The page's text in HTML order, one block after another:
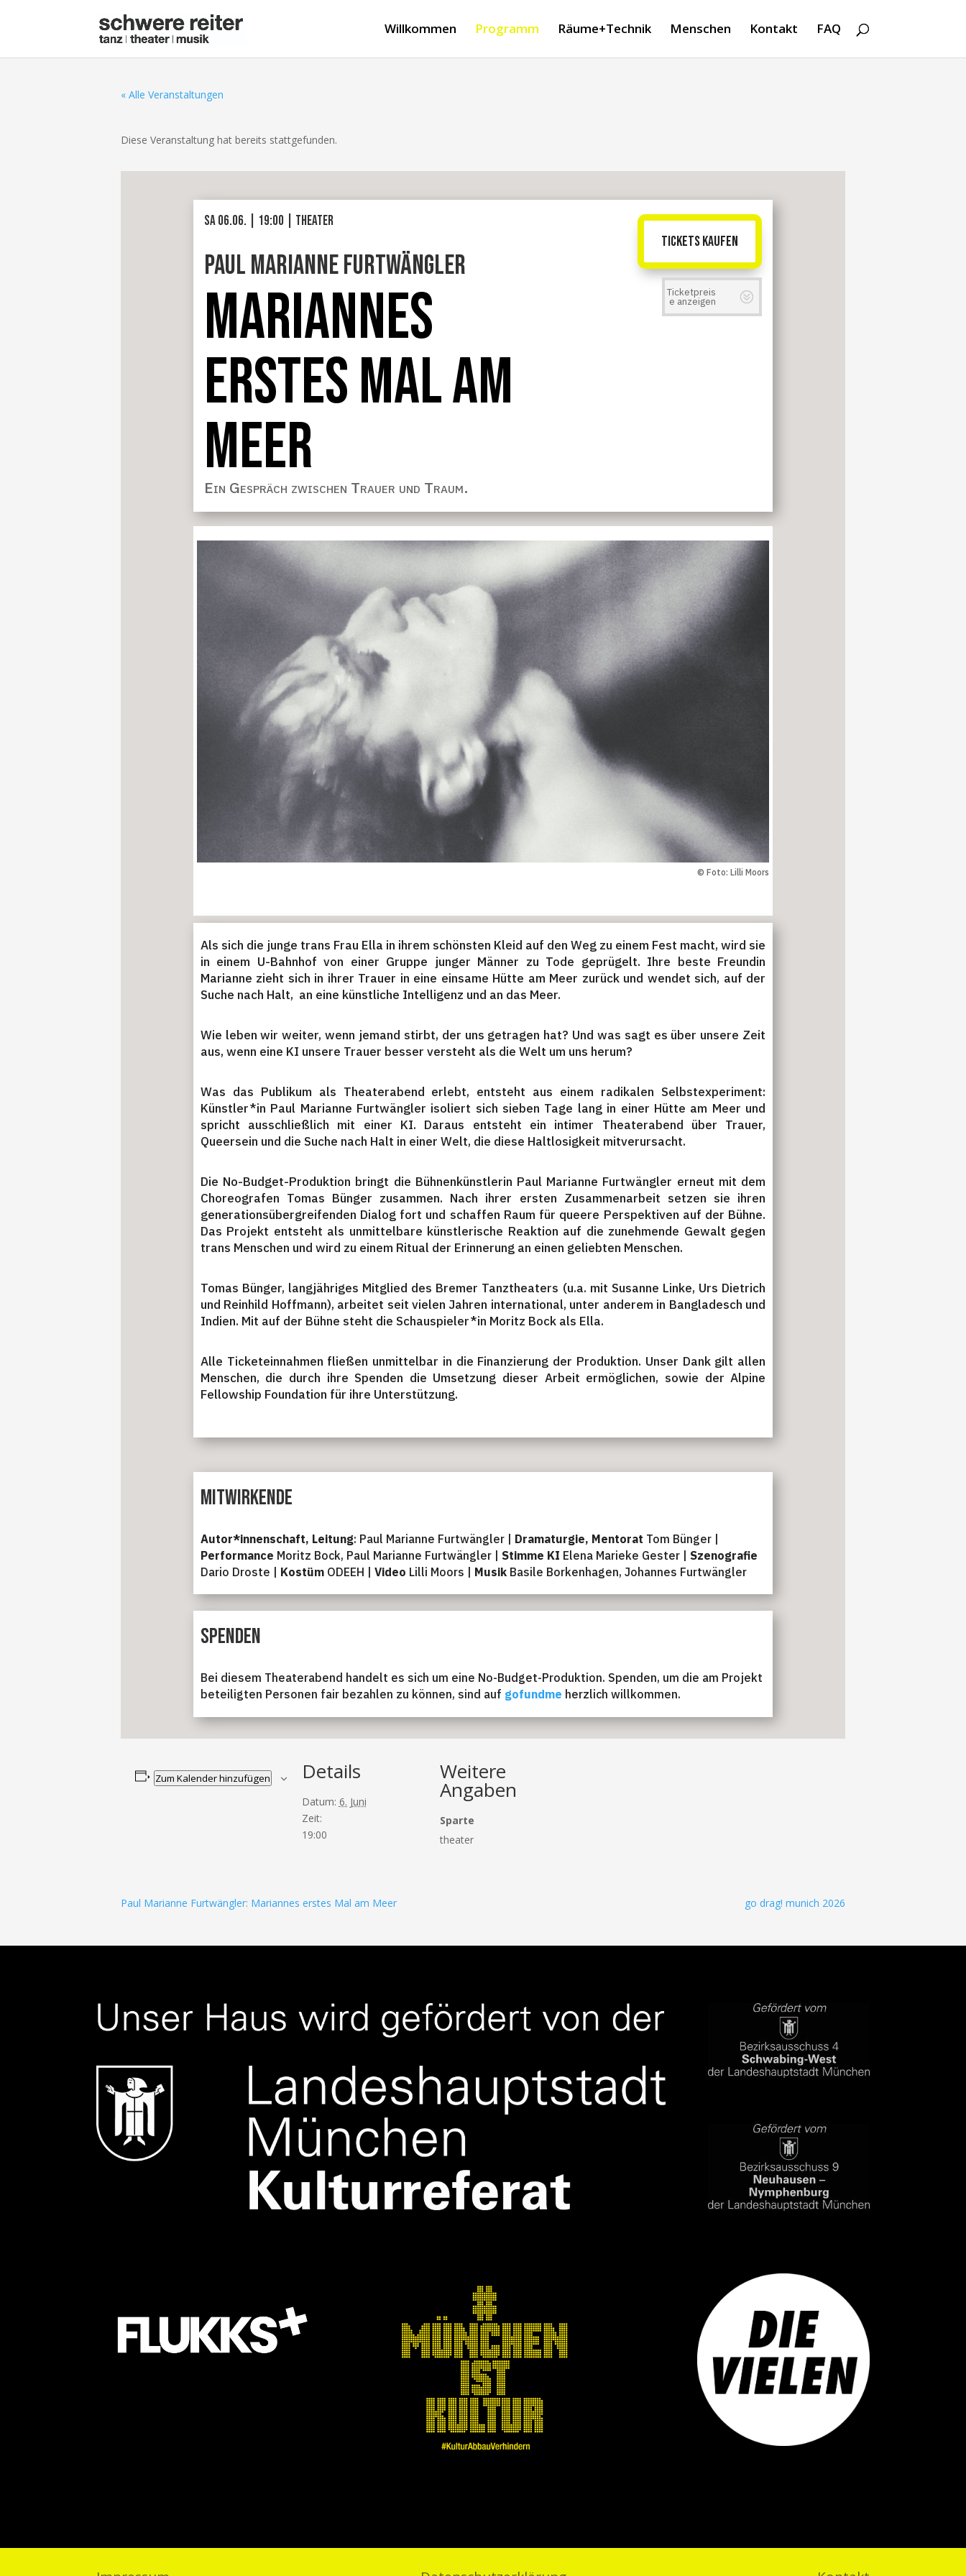
Willkommen Programm Räume+Technik Menschen Kontakt FAQ
« Alle Veranstaltungen
Diese Veranstaltung hat bereits stattgefunden.
SA 06.06. | 19:00 | theater
Paul Marianne Furtwängler
MARIANNES
ERSTES MAL AM
MEER
Ein Gespräch zwischen Trauer und Traum.
TICKETS KAUFEN
Ticketpreis
e anzeigen
© Foto: Lilli Moors
Als sich die junge trans Frau Ella in ihrem schönsten Kleid auf den Weg zu einem Fest macht, wird sie
in einem U-Bahnhof von einer Gruppe junger Männer zu Tode geprügelt. Ihre beste Freundin
Marianne zieht sich in ihrer Trauer in eine einsame Hütte am Meer zurück und wendet sich, auf der
Suche nach Halt, an eine künstliche Intelligenz und an das Meer.
Wie leben wir weiter, wenn jemand stirbt, der uns getragen hat? Und was sagt es über unsere Zeit
aus, wenn eine KI unsere Trauer besser versteht als die Welt um uns herum?
Was das Publikum als Theaterabend erlebt, entsteht aus einem radikalen Selbstexperiment:
Künstler*in Paul Marianne Furtwängler isoliert sich sieben Tage lang in einer Hütte am Meer und
spricht ausschließlich mit einer KI. Daraus entsteht ein intimer Theaterabend über Trauer,
Queersein und die Suche nach Halt in einer Welt, die diese Haltlosigkeit mitverursacht.
Die No-Budget-Produktion bringt die Bühnenkünstlerin Paul Marianne Furtwängler erneut mit dem
Choreografen Tomas Bünger zusammen. Nach ihrer ersten Zusammenarbeit setzen sie ihren
generationsübergreifenden Dialog fort und schaffen Raum für queere Perspektiven auf der Bühne.
Das Projekt entsteht als unmittelbare künstlerische Reaktion auf die zunehmende Gewalt gegen
trans Menschen und wird zu einem Ritual der Erinnerung an einen geliebten Menschen.
Tomas Bünger, langjähriges Mitglied des Bremer Tanztheaters (u.a. mit Susanne Linke, Urs Dietrich
und Reinhild Hoffmann), arbeitet seit vielen Jahren international, unter anderem in Bangladesch und
Indien. Mit auf der Bühne steht die Schauspieler*in Moritz Bock als Ella.
Alle Ticketeinnahmen fließen unmittelbar in die Finanzierung der Produktion. Unser Dank gilt allen
Menschen, die durch ihre Spenden die Umsetzung dieser Arbeit ermöglichen, sowie der Alpine
Fellowship Foundation für ihre Unterstützung.
Mitwirkende
Autor*innenschaft, Leitung: Paul Marianne Furtwängler | Dramaturgie, Mentorat Tom Bünger |
Performance Moritz Bock, Paul Marianne Furtwängler | Stimme KI Elena Marieke Gester | Szenografie
Dario Droste | KostümODEEH | Video Lilli Moors | MusikBasile Borkenhagen, Johannes Furtwängler
Spenden
Bei diesem Theaterabend handelt es sich um eine No-Budget-Produktion. Spenden, um die am Projekt
beteiligten Personen fair bezahlen zu können, sind auf gofundme herzlich willkommen.
Zum Kalender hinzufügen Details
Datum: 6. Juni
Zeit:
19:00
Weitere
Angaben
Sparte
theater
Paul Marianne Furtwängler: Mariannes erstes Mal am Meer go drag! munich 2026